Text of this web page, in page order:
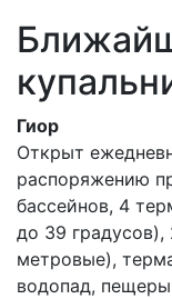
Гиор
Открыт
распоряжению
бассейнов, 4
до 39
метровые),
водопад,